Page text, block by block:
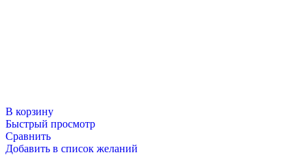
В корзину
Быстрый просмотр
Сравнить
Добавить в список желаний